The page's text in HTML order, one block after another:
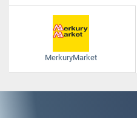
MerkuryMarket